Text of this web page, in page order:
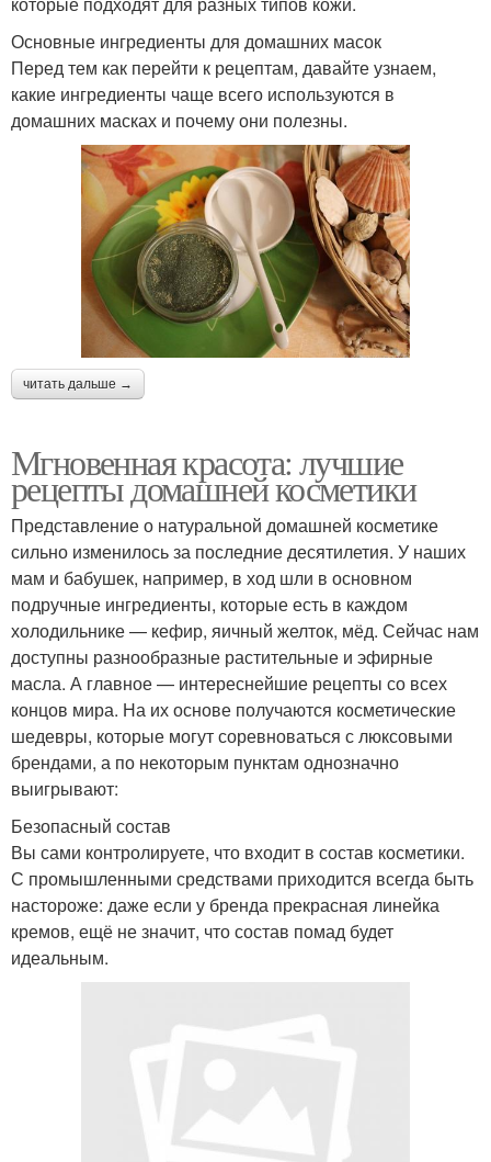
Основные ингредиенты для домашних масок
Перед тем как перейти к рецептам, давайте узнаем,
какие ингредиенты чаще всего используются в
домашних масках и почему они полезны.
читать дальше →
Мгновенная красота: лучшие
рецепты домашней косметики
Представление о натуральной домашней косметике
сильно изменилось за последние десятилетия. У наших
мам и бабушек, например, в ход шли в основном
подручные ингредиенты, которые есть в каждом
холодильнике — кефир, яичный желток, мёд. Сейчас нам
доступны разнообразные растительные и эфирные
масла. А главное — интереснейшие рецепты со всех
концов мира. На их основе получаются косметические
шедевры, которые могут соревноваться с люксовыми
брендами, а по некоторым пунктам однозначно
выигрывают:
Безопасный состав
Вы сами контролируете, что входит в состав косметики.
С промышленными средствами приходится всегда быть
настороже: даже если у бренда прекрасная линейка
кремов, ещё не значит, что состав помад будет
идеальным.